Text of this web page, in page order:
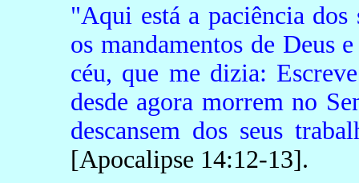
"Aqui está a paciência dos
os mandamentos de Deus
céu, que me dizia:
desde agora morrem no
descansem dos seus
[Apocalipse 14:12-13].